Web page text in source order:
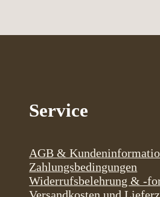
Service
AGB &
Zahlungsbedingungen
Widerrufsbelehrung & -